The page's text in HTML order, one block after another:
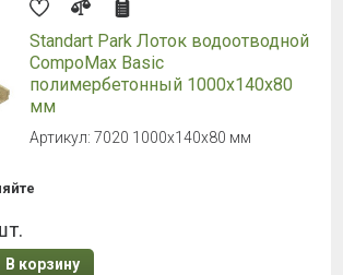
Standart Park Лоток водоотводной
CompoMax Basic
полимербетонный 1000х140х80
мм
Артикул: 7020 1000х140х80 мм
В корзину